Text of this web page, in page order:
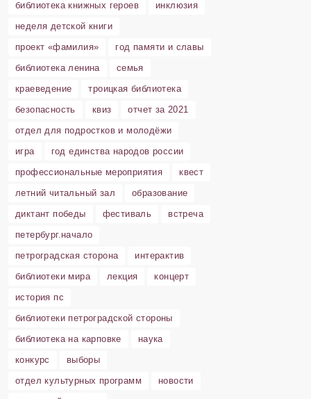
библиотека книжных героев
инклюзия
неделя детской книги
проект «фамилия»
год памяти и славы
библиотека ленина
семья
краеведение
троицкая библиотека
безопасность
квиз
отчет за 2021
отдел для подростков и молодёжи
игра
год единства народов россии
профессиональные мероприятия
квест
летний читальный зал
образование
диктант победы
фестиваль
встреча
петербург.начало
петроградская сторона
интерактив
библиотеки мира
лекция
концерт
история пс
библиотеки петроградской стороны
библиотека на карповке
наука
конкурс
выборы
отдел культурных программ
новости